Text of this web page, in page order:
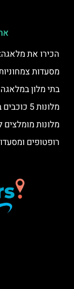
הכירו את
מסעדות
בתי מלון
מלונות 5 כוכבים במלאגה
מלונות מומלצים
רופטופים